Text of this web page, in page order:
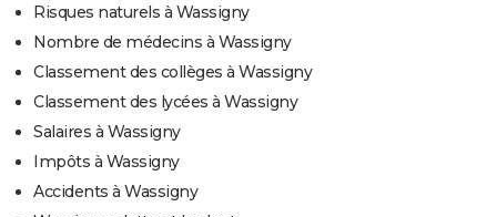
Risques naturels à Wassigny
Nombre de médecins à Wassigny
Classement des collèges à Wassigny
Classement des lycées à Wassigny
Salaires à Wassigny
Impôts à Wassigny
Accidents à Wassigny